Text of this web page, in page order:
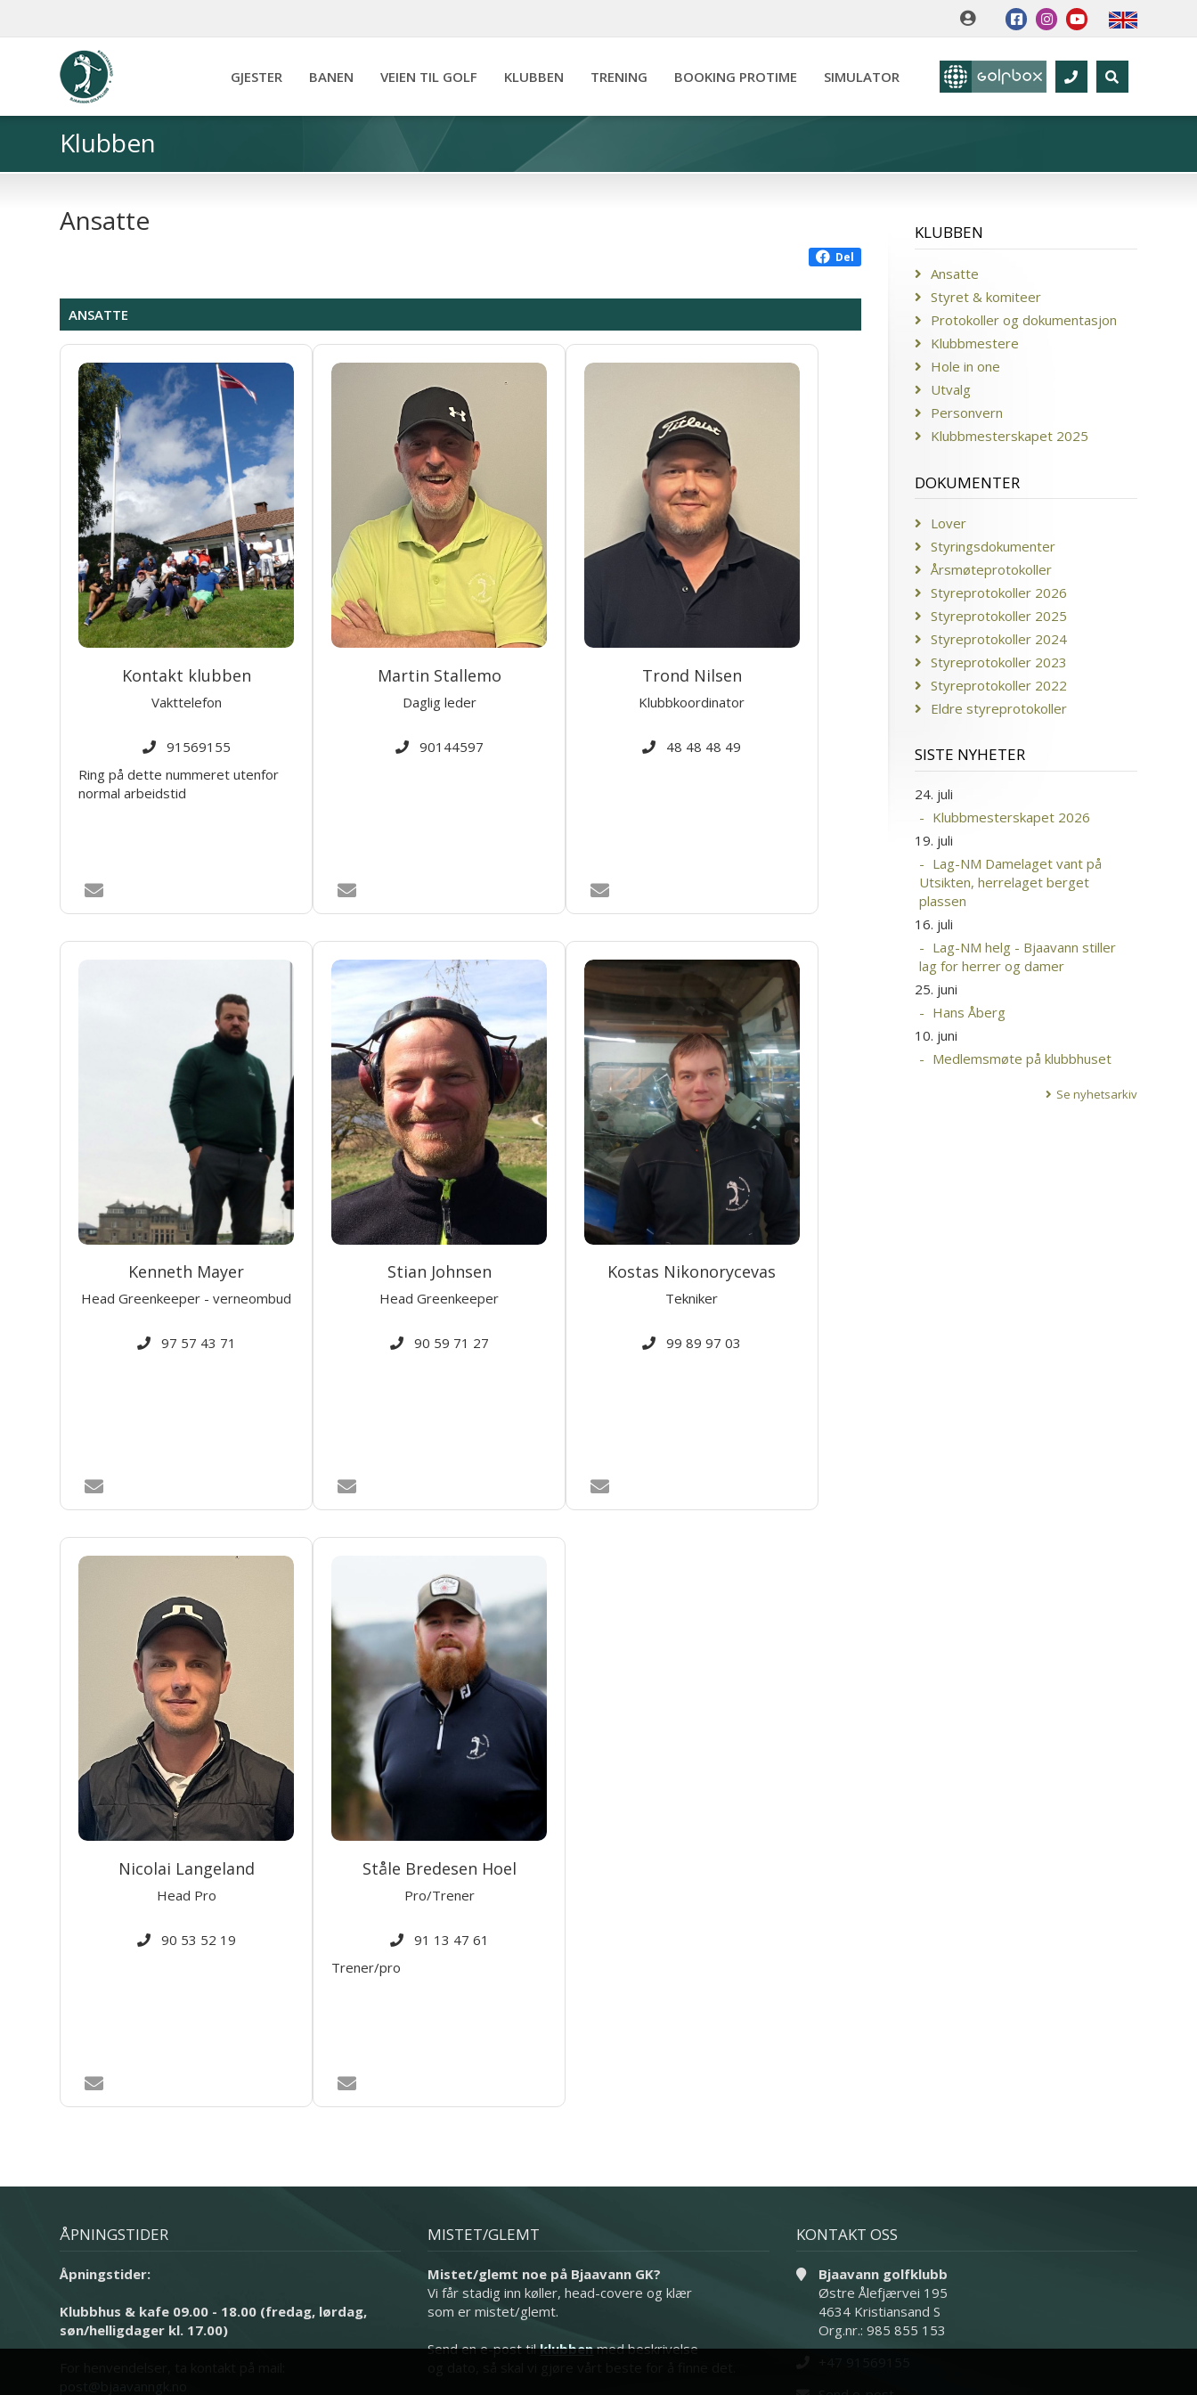
GJESTER BANEN VEIEN TIL GOLF KLUBBEN TRENING BOOKING PROTIME SIMULATOR
Klubben
Ansatte
Del
ANSATTE
Kontakt klubben
Vakttelefon
91569155
Ring på dette nummeret utenfor
normal arbeidstid
Martin Stallemo
Daglig leder
90144597
Trond Nilsen
Klubbkoordinator
48 48 48 49
Kenneth Mayer
Head Greenkeeper - verneombud
97 57 43 71
Stian Johnsen
Head Greenkeeper
90 59 71 27
Kostas Nikonorycevas
Tekniker
99 89 97 03
Nicolai Langeland
Head Pro
90 53 52 19
Ståle Bredesen Hoel
Pro/Trener
91 13 47 61
Trener/pro
KLUBBEN
Ansatte
Styret & komiteer
Protokoller og dokumentasjon
Klubbmestere
Hole in one
Utvalg
Personvern
Klubbmesterskapet 2025
DOKUMENTER
Lover
Styringsdokumenter
Årsmøteprotokoller
Styreprotokoller 2026
Styreprotokoller 2025
Styreprotokoller 2024
Styreprotokoller 2023
Styreprotokoller 2022
Eldre styreprotokoller
SISTE NYHETER
24. juli
Klubbmesterskapet 2026
19. juli
Lag-NM Damelaget vant på
Utsikten, herrelaget berget
plassen
16. juli
Lag-NM helg - Bjaavann stiller
lag for herrer og damer
25. juni
Hans Åberg
10. juni
Medlemsmøte på klubbhuset
Se nyhetsarkiv
ÅPNINGSTIDER
Åpningstider:
Klubbhus & kafe 09.00 - 18.00 (fredag, lørdag,
søn/helligdager kl. 17.00)
MISTET/GLEMT
Mistet/glemt noe på Bjaavann GK?
Vi får stadig inn køller, head-covere og klær
som er mistet/glemt.
Send en e-post tilklubbenmed beskrivelse
KONTAKT OSS
Bjaavann golfklubb
Østre Ålefjærvei 195
4634 Kristiansand S
Org.nr.: 985 855 153